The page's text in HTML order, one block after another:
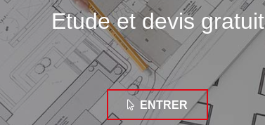
Etude et devis gratuit
ENTRER